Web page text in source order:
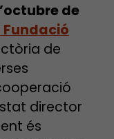
de
de
director
és